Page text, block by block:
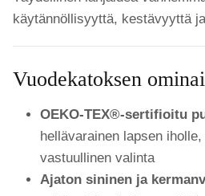
käytännöllisyyttä, kestävyyttä
Vuodekatoksen
OEKO-TEX®-sertifioitu
hellävarainen lapsen
vastuullinen valinta
Ajaton sininen ja